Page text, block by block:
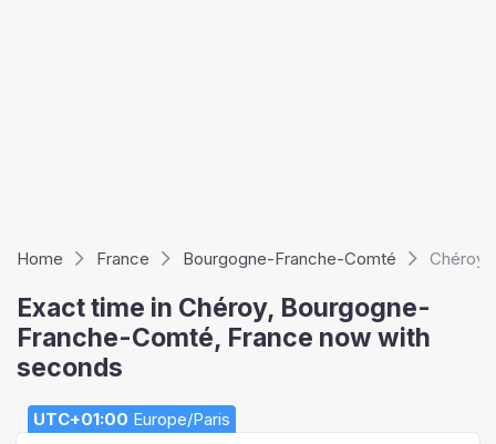
Home France Bourgogne-Franche-Comté Chéroy
Exact time in Chéroy, Bourgogne-
Franche-Comté, France now with
seconds
UTC+01:00 Europe/Paris